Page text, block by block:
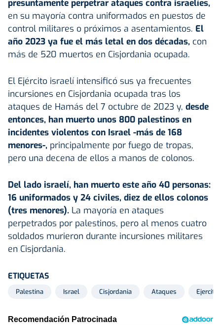
presuntamente perpetrar ataques contra israelíes,
en su mayoría contra uniformados en puestos de
control militares o próximos a asentamientos. El
año 2023 ya fue el más letal en dos décadas, con
más de 520 muertos en Cisjordania ocupada.
El Ejército israelí intensificó sus ya frecuentes
incursiones en Cisjordania ocupada tras los
ataques de Hamás del 7 octubre de 2023 y, desde
entonces, han muerto unos 800 palestinos en
incidentes violentos con Israel -más de 168
menores-, principalmente por fuego de tropas,
pero una decena de ellos a manos de colonos.
Del lado israelí, han muerto este año 40 personas:
16 uniformados y 24 civiles, diez de ellos colonos
(tres menores). La mayoría en ataques
perpetrados por palestinos, pero al menos cuatro
soldados murieron durante incursiones militares
en Cisjordania.
ETIQUETAS
Palestina Israel Cisjordania Ataques Ejercito